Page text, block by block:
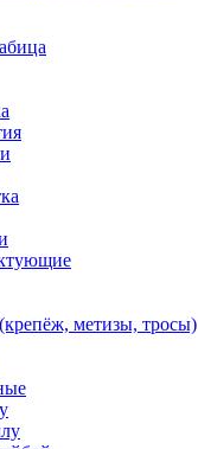
метизы, тросы)